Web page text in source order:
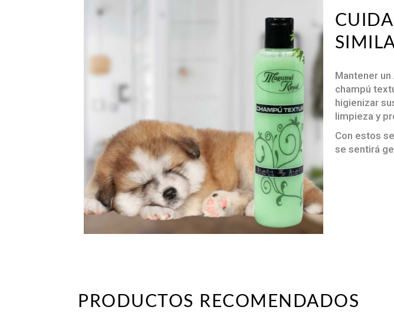
Mantener
champú
higienizar
limpieza y
Con estos
se sentirá
PRODUCTOS RECOMENDADOS